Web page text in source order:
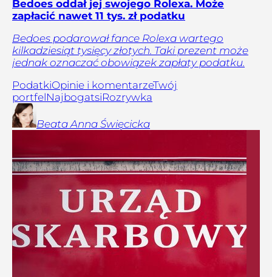
Bedoes oddał jej swojego Rolexa. Może
zapłacić nawet 11 tys. zł podatku
Bedoes podarował fance Rolexa wartego
kilkadziesiąt tysięcy złotych. Taki prezent może
jednak oznaczać obowiązek zapłaty podatku.
PodatkiOpinie i komentarzeTwój
portfelNajbogatsiRozrywka
Beata Anna Święcicka